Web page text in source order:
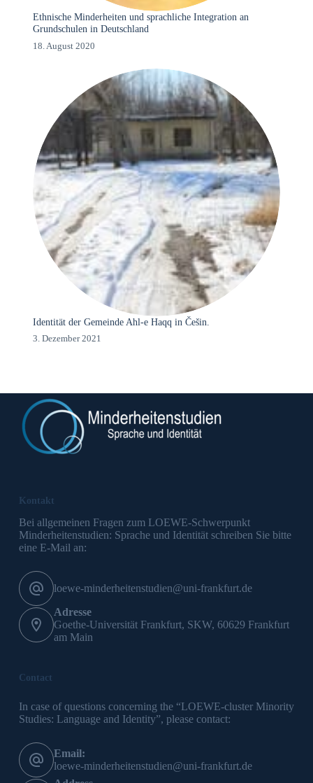
Ethnische Minderheiten und sprachliche Integration an
Grundschulen in Deutschland
18. August 2020
Identität der Gemeinde Ahl-e Haqq in Češin.
3. Dezember 2021
Kontakt
Bei allgemeinen Fragen zum LOEWE-Schwerpunkt
Minderheitenstudien: Sprache und Identität schreiben Sie bitte
eine E-Mail an:
loewe-minderheitenstudien@uni-frankfurt.de
Adresse
Goethe-Universität Frankfurt, SKW, 60629 Frankfurt
am Main
Contact
In case of questions concerning the “LOEWE-cluster Minority
Studies: Language and Identity”, please contact:
Email:
loewe-minderheitenstudien@uni-frankfurt.de